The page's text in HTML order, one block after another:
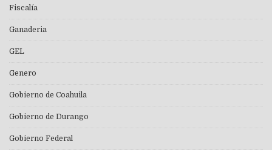
Fiscalía
Ganaderia
GEL
Genero
Gobierno de Coahuila
Gobierno de Durango
Gobierno Federal